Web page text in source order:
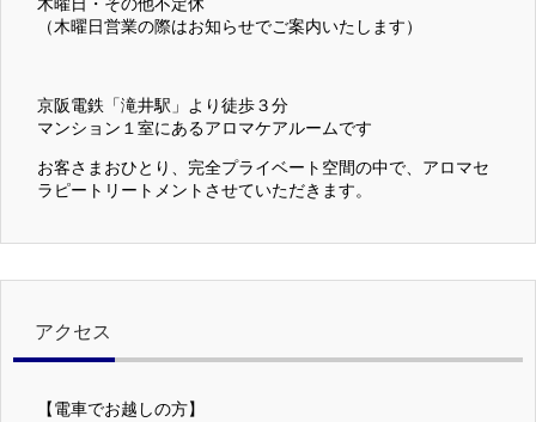
木曜日・その他不定休
（木曜日営業の際はお知らせでご案内いたします）
京阪電鉄「滝井駅」より徒歩３分
マンション１室にあるアロマケアルームです
お客さまおひとり、完全プライベート空間の中で、アロマセ
ラピートリートメントさせていただきます。
アクセス
【電車でお越しの方】